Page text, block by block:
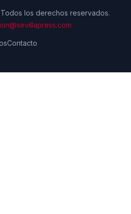
los derechos reservados.
Contacto